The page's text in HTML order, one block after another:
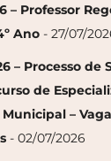
– Professor
Ano - 27/07/
– Processo de
de
–
- 02/07/2026